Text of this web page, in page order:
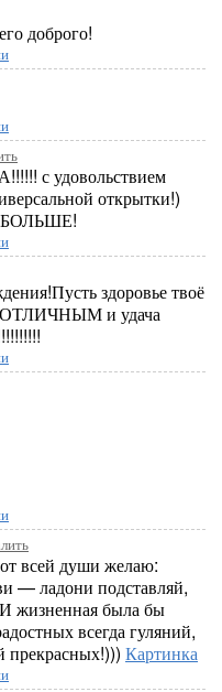
доброго!
с удовольствием
открытки!)
здоровье твоё
ОТЛИЧНЫМ и удача
всей души желаю:
— ладони подставляй,
жизненная была бы
всегда гуляний,
прекрасных!))) Картинка